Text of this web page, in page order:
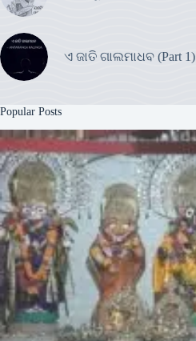
ଏ ଜାତି ଗାଲମାଧବ (Part 1)
Popular Posts